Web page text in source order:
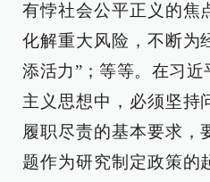
有悖社会公平正义的焦
化解重大风险，不断为
添活力”；等等。在习
主义思想中，必须坚持
履职尽责的基本要求，
题作为研究制定政策的